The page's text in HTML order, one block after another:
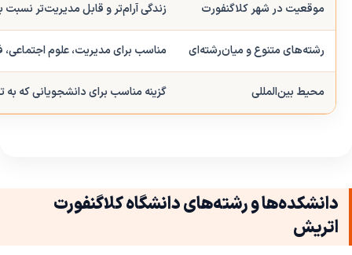
موقعیت در شهر کلاگنفورت زندگی آرام‌تر و قابل مدیریت‌تر
رشته‌های متنوع و میان‌رشته‌ای مناسب برای مدیریت، علوم اجتماعی،
محیط بین‌المللی گزینه مناسب برای دانشجویانی که
دانشکده‌ها و رشته‌های دانشگاه کلاگنفورت
اتریش